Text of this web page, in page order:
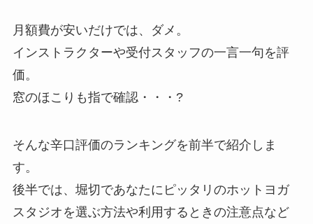
月額費が安いだけでは、ダメ。
インストラクターや受付スタッフの一言一句を評
価。
窓のほこりも指で確認・・・?
そんな辛口評価のランキングを前半で紹介しま
す。
後半では、堀切であなたにピッタリのホットヨガ
スタジオを選ぶ方法や利用するときの注意点など